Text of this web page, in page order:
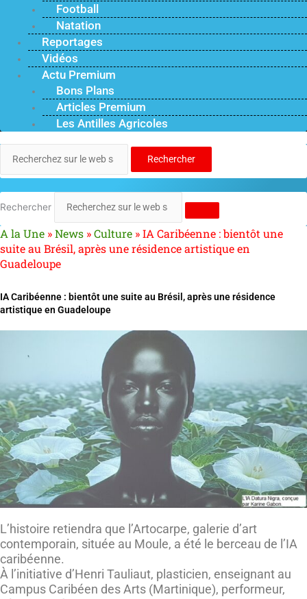
Football
Natation
Reportages
Vidéos
Actu Premium
Bons Plans
Articles Premium
Les Antilles Agricoles
Rechercher
Rechercher
A la Une »News »Culture »IA Caribéenne : bientôt une
suite au Brésil, après une résidence artistique en
Guadeloupe
IA Caribéenne : bientôt une suite au Brésil, après une résidence
artistique en Guadeloupe
L’histoire retiendra que l’Artocarpe, galerie d’art
contemporain, située au Moule, a été le berceau de l’IA
caribéenne.
À l’initiative d’Henri Tauliaut, plasticien, enseignant au
Campus Caribéen des Arts (Martinique), performeur,